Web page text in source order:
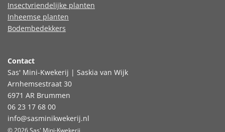
Insectvriendelijke planten
Inheemse planten
Bodembedekkers
Contact
Sas' Mini-Kwekerij | Saskia van Wijk
Arnhemsestraat 30
6971 AR Brummen
06 23 17 68 00
info@sasminikwekerij.nl
© 2026 Sas' Mini-Kwekerij